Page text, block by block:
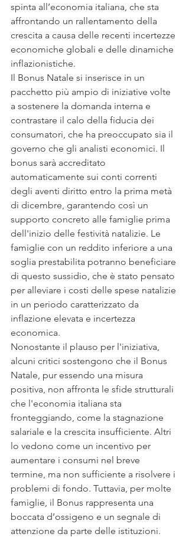
spinta all’economia italiana, che sta
affrontando un rallentamento della
crescita a causa delle recenti incertezze
economiche globali e delle dinamiche
inflazionistiche.
Il Bonus Natale si inserisce in un
pacchetto più ampio di iniziative volte
a sostenere la domanda interna e
contrastare il calo della fiducia dei
consumatori, che ha preoccupato sia il
governo che gli analisti economici. Il
bonus sarà accreditato
automaticamente sui conti correnti
degli aventi diritto entro la prima metà
di dicembre, garantendo così un
supporto concreto alle famiglie prima
dell'inizio delle festività natalizie. Le
famiglie con un reddito inferiore a una
soglia prestabilita potranno beneficiare
di questo sussidio, che è stato pensato
per alleviare i costi delle spese natalizie
in un periodo caratterizzato da
inflazione elevata e incertezza
economica.
Nonostante il plauso per l'iniziativa,
alcuni critici sostengono che il Bonus
Natale, pur essendo una misura
positiva, non affronta le sfide strutturali
che l'economia italiana sta
fronteggiando, come la stagnazione
salariale e la crescita insufficiente. Altri
lo vedono come un incentivo per
aumentare i consumi nel breve
termine, ma non sufficiente a risolvere i
problemi di fondo. Tuttavia, per molte
famiglie, il Bonus rappresenta una
boccata d’ossigeno e un segnale di
attenzione da parte delle istituzioni.